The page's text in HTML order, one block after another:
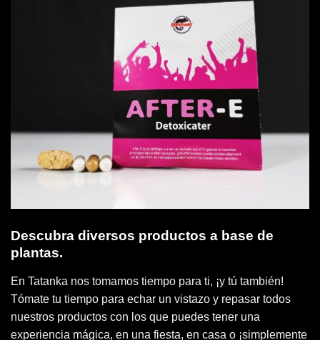
Descubra diversos productos a base de
plantas.
En Tatanka nos tomamos tiempo para ti, ¡y tú también!
Tómate tu tiempo para echar un vistazo y repasar todos
nuestros productos con los que puedes tener una
experiencia mágica, en una fiesta, en casa o ¡simplemente